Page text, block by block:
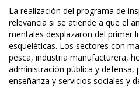
La realización del programa de
relevancia si se atiende a que el
mentales desplazaron del primer
esqueléticas. Los sectores con
pesca, industria manufacturera,
administración pública y defensa,
enseñanza y servicios sociales y